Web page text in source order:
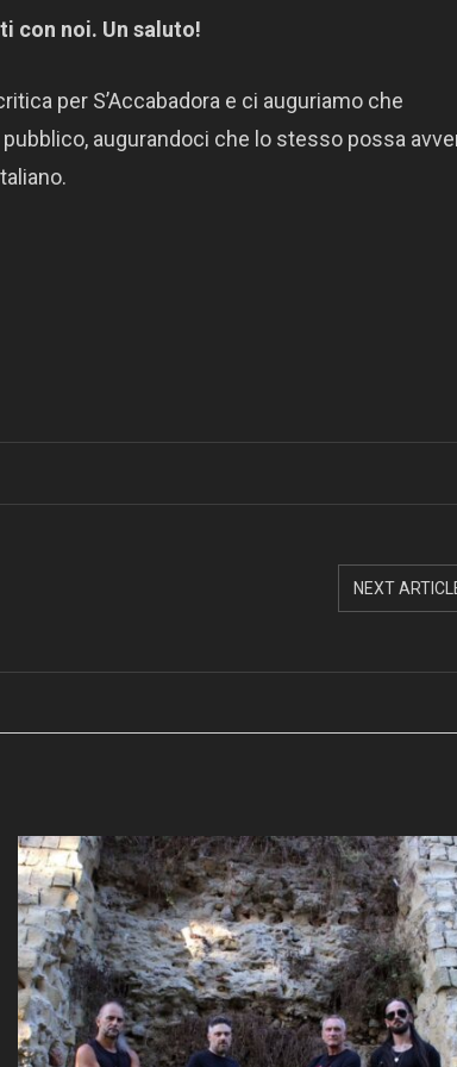
con noi. Un saluto!
per S’Accabadora e ci auguriamo che
augurandoci che lo stesso possa
NEXT